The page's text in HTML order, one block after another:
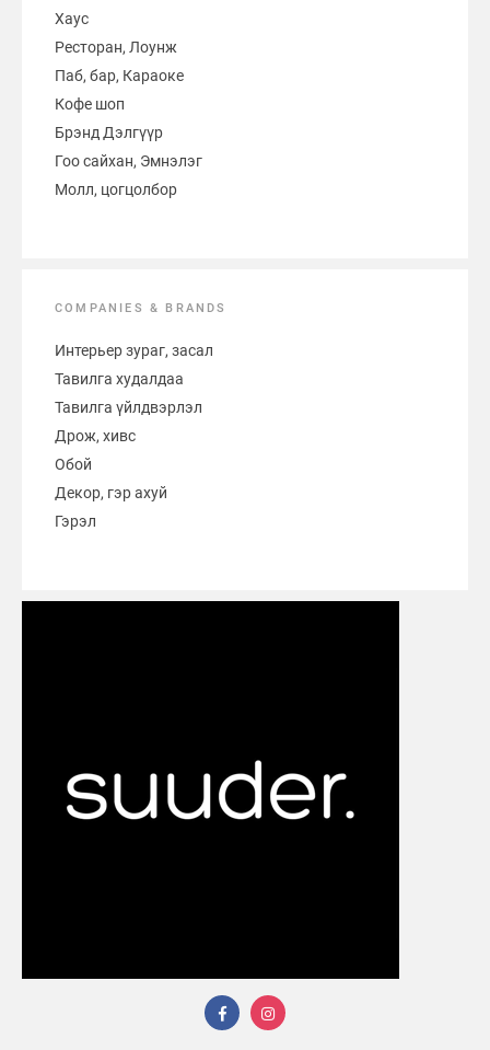
Хаус
Ресторан, Лоунж
Паб, бар, Караоке
Кофе шоп
Брэнд Дэлгүүр
Гоо сайхан, Эмнэлэг
Молл, цогцолбор
COMPANIES & BRANDS
Интерьер зураг, засал
Тавилга худалдаа
Тавилга үйлдвэрлэл
Дрож, хивс
Обой
Декор, гэр ахуй
Гэрэл